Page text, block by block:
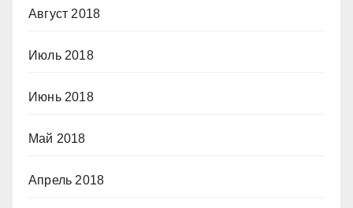
Август 2018
Июль 2018
Июнь 2018
Май 2018
Апрель 2018